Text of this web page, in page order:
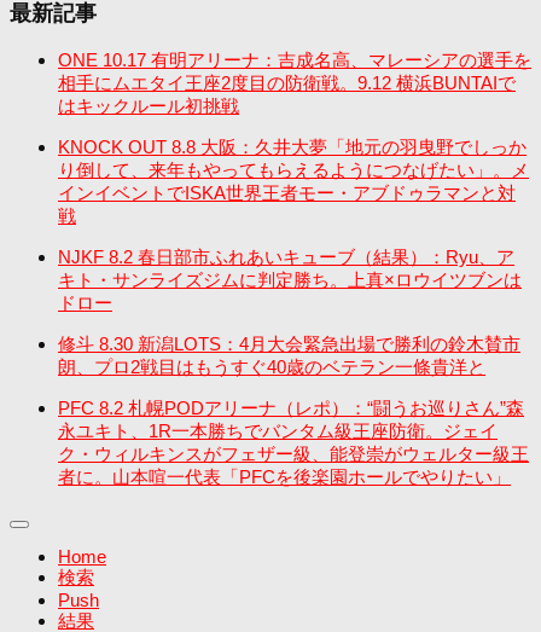
最新記事
ONE 10.17 有明アリーナ：吉成名高、マレーシアの選手を
相手にムエタイ王座2度目の防衛戦。9.12 横浜BUNTAIで
はキックルール初挑戦
KNOCK OUT 8.8 大阪：久井大夢「地元の羽曳野でしっか
り倒して、来年もやってもらえるようにつなげたい」。メ
インイベントでISKA世界王者モー・アブドゥラマンと対
戦
NJKF 8.2 春日部市ふれあいキューブ（結果）：Ryu、ア
キト・サンライズジムに判定勝ち。上真×ロウイツブンは
ドロー
修斗 8.30 新潟LOTS：4月大会緊急出場で勝利の鈴木賛市
朗、プロ2戦目はもうすぐ40歳のベテラン一條貴洋と
PFC 8.2 札幌PODアリーナ（レポ）：“闘うお巡りさん”森
永ユキト、1R一本勝ちでバンタム級王座防衛。ジェイ
ク・ウィルキンスがフェザー級、能登崇がウェルター級王
者に。山本喧一代表「PFCを後楽園ホールでやりたい」
Home
検索
Push
結果